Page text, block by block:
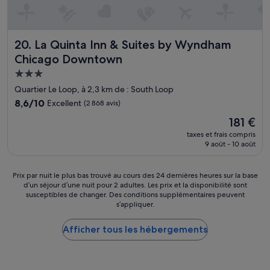
q
u
e
E
s
e
20. La Quinta Inn & Suites by Wyndham
Chicago Downtown
La Quinta Inn & Suites by Wyndham Chicago Downtown
Hébergement
3.0 étoiles
Quartier Le Loop, à 2,3 km de : South Loop
8.6
8,6/10 Excellent (2 868 avis)
Le
nouveau
prix
181 €
181 €
taxes et frais compris
9 août - 10 août
Prix
Prix par nuit le plus bas trouvé au cours des 24 dernières heures sur la base
d’un séjour d’une nuit pour 2 adultes. Les prix et la disponibilité sont
susceptibles de changer. Des conditions supplémentaires peuvent
s’appliquer.
Afficher tous les hébergements